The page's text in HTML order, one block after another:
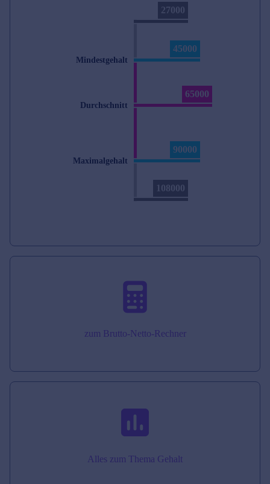
27000
45000
Mindestgehalt
65000
Durchschnitt
90000
Maximalgehalt
108000
zum Brutto-Netto-Rechner
Alles zum Thema Gehalt